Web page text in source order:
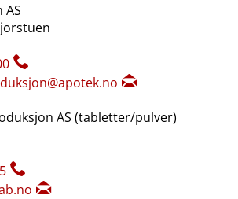
AS (tabletter​/​pulver)